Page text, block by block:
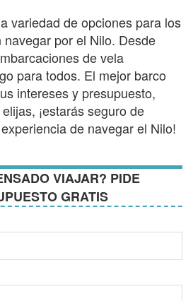
variedad de opciones para los
por el Nilo. Desde
de vela
para todos. El mejor barco
intereses y presupuesto,
¡estarás seguro de
de navegar el Nilo!
VIAJAR? PIDE
GRATIS